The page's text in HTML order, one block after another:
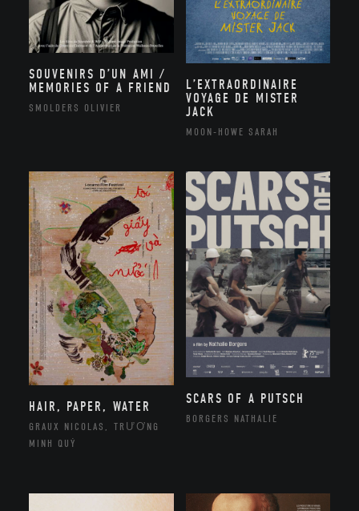
SOUVENIRS D’UN AMI /
MEMORIES OF A FRIEND
SMOLDERS OLIVIER
L’EXTRAORDINAIRE
VOYAGE DE MISTER
JACK
MOON-HOWE SARAH
HAIR, PAPER, WATER
GRAUX NICOLAS, TRƯƠNG
MINH QUÝ
SCARS OF A PUTSCH
BORGERS NATHALIE